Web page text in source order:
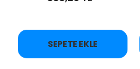
SEPETE EKLE